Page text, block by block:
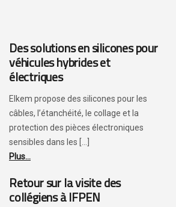
Des solutions en silicones pour
véhicules hybrides et
électriques
Elkem propose des silicones pour les
câbles, l’étanchéité, le collage et la
protection des pièces électroniques
sensibles dans les [...]
Plus...
Retour sur la visite des
collégiens à IFPEN